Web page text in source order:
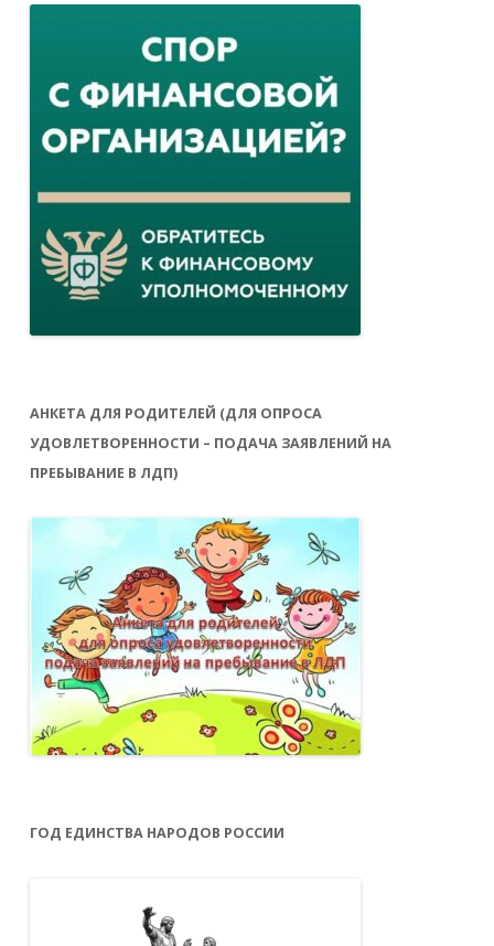
АНКЕТА ДЛЯ РОДИТЕЛЕЙ (ДЛЯ ОПРОСА
УДОВЛЕТВОРЕННОСТИ – ПОДАЧА ЗАЯВЛЕНИЙ НА
ПРЕБЫВАНИЕ В ЛДП)
ГОД ЕДИНСТВА НАРОДОВ РОССИИ